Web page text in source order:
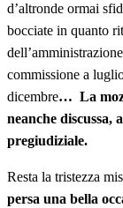
d’altronde ormai
bocciate in quanto
commissione a
dicembre… La
neanche discussa,
pregiudiziale.
Resta la tristezza
persa una bella